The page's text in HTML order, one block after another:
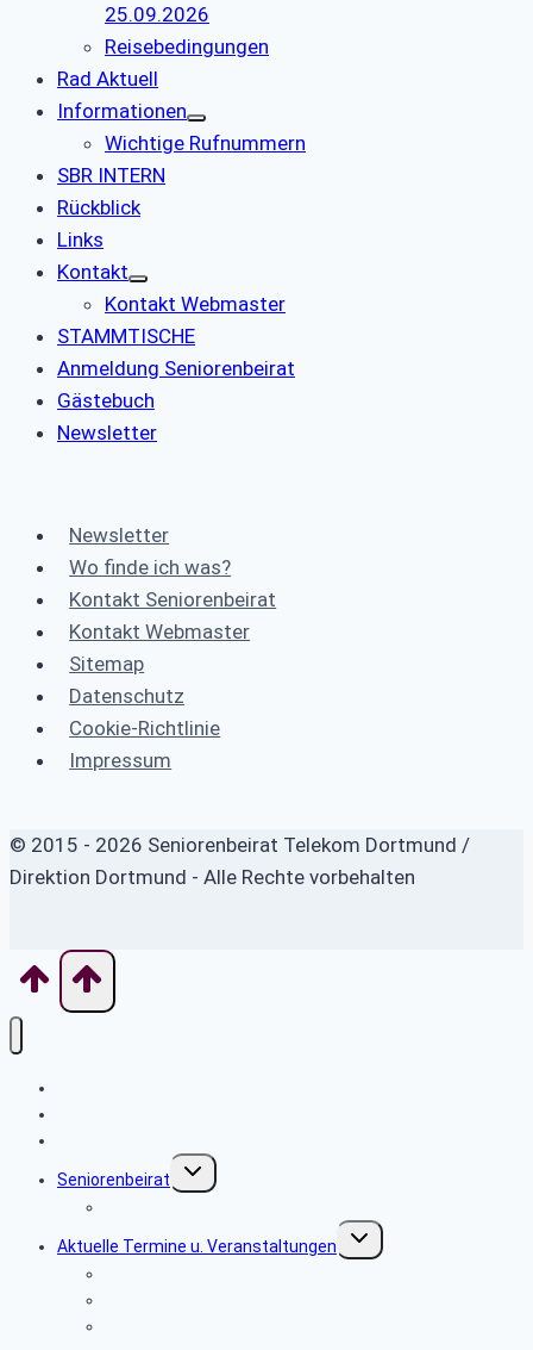
25.09.2026
Reisebedingungen
Rad Aktuell
Informationen
Wichtige Rufnummern
SBR INTERN
Rückblick
Links
Kontakt
Kontakt Webmaster
STAMMTISCHE
Anmeldung Seniorenbeirat
Gästebuch
Newsletter
Newsletter
Wo finde ich was?
Kontakt Seniorenbeirat
Kontakt Webmaster
Sitemap
Datenschutz
Cookie-Richtlinie
Impressum
© 2015 - 2026 Seniorenbeirat Telekom Dortmund /
Direktion Dortmund - Alle Rechte vorbehalten
Seniorenbeirat
Untermenü
umschalten
Aktuelle Termine u. Veranstaltungen
Untermenü
umschalten